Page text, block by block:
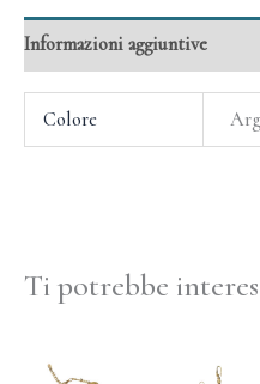
Informazioni aggiuntive
Colore
Ti potrebbe